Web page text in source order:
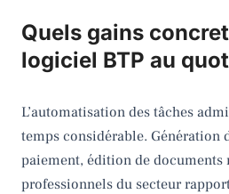
Quels gains
logiciel BTP au
L’automatisation des tâches
temps considérable. Génération
paiement, édition de documents
professionnels du secteur